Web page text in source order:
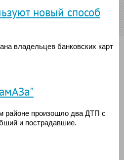
новый способ
владельцев банковских карт
районе произошло два ДТП с
и пострадавшие.